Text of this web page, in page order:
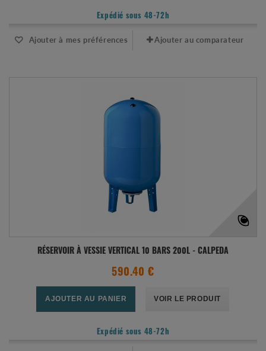
Expédié sous 48-72h
Ajouter à mes préférences Ajouter au comparateur
RÉSERVOIR À VESSIE VERTICAL 10 BARS 200L - CALPEDA
590.40 €
AJOUTER AU PANIER VOIR LE PRODUIT
Expédié sous 48-72h